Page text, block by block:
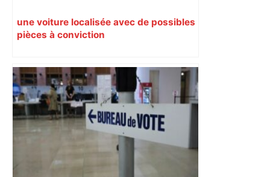
une voiture localisée avec de possibles
pièces à conviction